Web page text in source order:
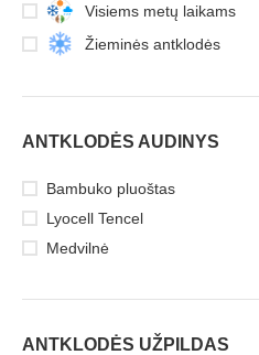
Visiems metų laikams
Žieminės antklodės
ANTKLODĖS AUDINYS
Bambuko pluoštas
Lyocell Tencel
Medvilnė
ANTKLODĖS UŽPILDAS